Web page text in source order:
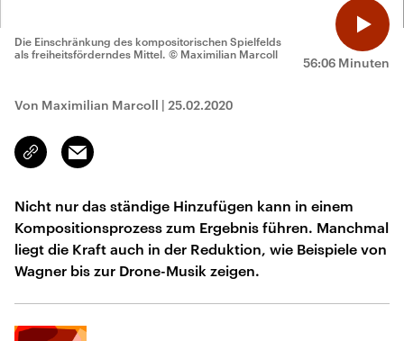
56:06 Minuten
Die Einschränkung des kompositorischen Spielfelds
als freiheitsförderndes Mittel. © Maximilian Marcoll
Von Maximilian Marcoll | 25.02.2020
Link
kopieren/teilen
Email
Nicht nur das ständige Hinzufügen kann in einem
Kompositionsprozess zum Ergebnis führen. Manchmal
liegt die Kraft auch in der Reduktion, wie Beispiele von
Wagner bis zur Drone-Musik zeigen.